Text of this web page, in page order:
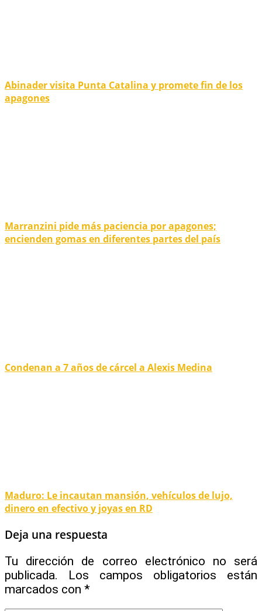
Abinader visita Punta Catalina y promete fin de los
apagones
Marranzini pide más paciencia por apagones;
encienden gomas en diferentes partes del país
Condenan a 7 años de cárcel a Alexis Medina
Maduro: Le incautan mansión, vehículos de lujo,
dinero en efectivo y joyas en RD
Deja una respuesta
Tu dirección de correo electrónico no será
publicada.
Los campos obligatorios están
marcados con *